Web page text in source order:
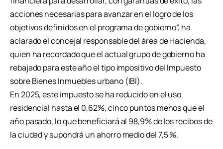
acciones necesarias para avanzar en el logro de los
objetivos definidos en el programa de gobierno”, ha
aclarado el concejal responsable del área de Hacienda,
quien ha recordado que el actual grupo de gobierno ha
rebajado para este año el tipo impositivo del Impuesto
sobre Bienes Inmuebles urbano (IBI).
En 2025, este impuesto se ha reducido en el uso
residencial hasta el 0,62%, cinco puntos menos que el
año pasado, lo que beneficiará al 98,9% de los recibos de
la ciudad y supondrá un ahorro medio del 7,5 %.